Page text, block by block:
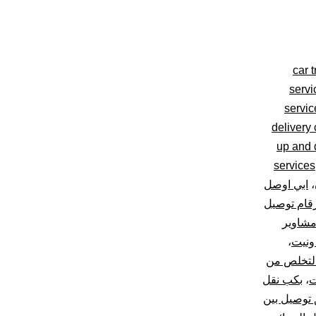
car
delivery
up and
services
، ابي اوصل
توصيل
،
التخلص من
، بكب نقل
توصيل بين